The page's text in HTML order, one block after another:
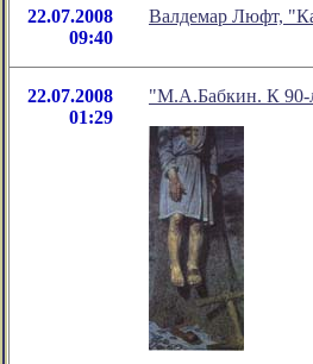
22.07.2008
09:40
Валдемар Люфт,
22.07.2008
01:29
"М.А.Бабкин. К 90-